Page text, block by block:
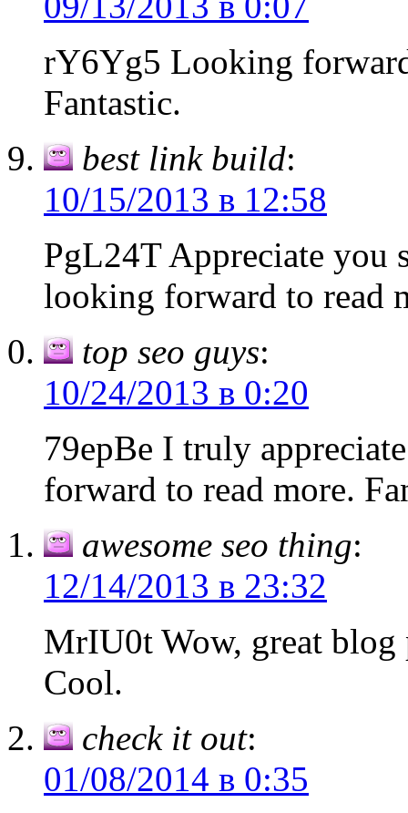
rY6Yg5 Looking
Fantastic.
best link build:
10/15/2013 в 12:58
PgL24T Appreciate you
looking forward to read
top seo guys:
10/24/2013 в 0:20
79epBe I truly
forward to read more.
awesome seo thing:
12/14/2013 в 23:32
MrIU0t Wow, great blog
Cool.
check it out:
01/08/2014 в 0:35